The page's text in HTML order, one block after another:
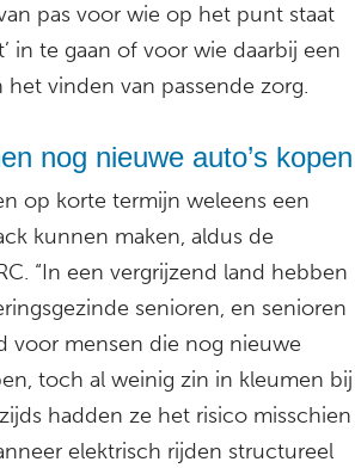
pas voor wie op het punt staat
in te gaan of voor wie daarbij een
het vinden van passende zorg.
nog nieuwe auto’s kopen
op korte termijn weleens een
kunnen maken, aldus de
“In een vergrijzend land hebben
senioren, en senioren
voor mensen die nog nieuwe
toch al weinig zin in kleumen bij
hadden ze het risico misschien
elektrisch rijden structureel